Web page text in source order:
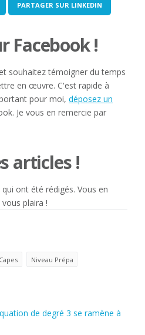
PARTAGER SUR LINKEDIN
Facebook !
souhaitez témoigner du temps
en œuvre. C'est rapide à
pour moi, déposez un
Je vous en remercie par
articles !
qui ont été rédigés. Vous en
plaira !
Niveau Prépa
de degré 3 se ramène à